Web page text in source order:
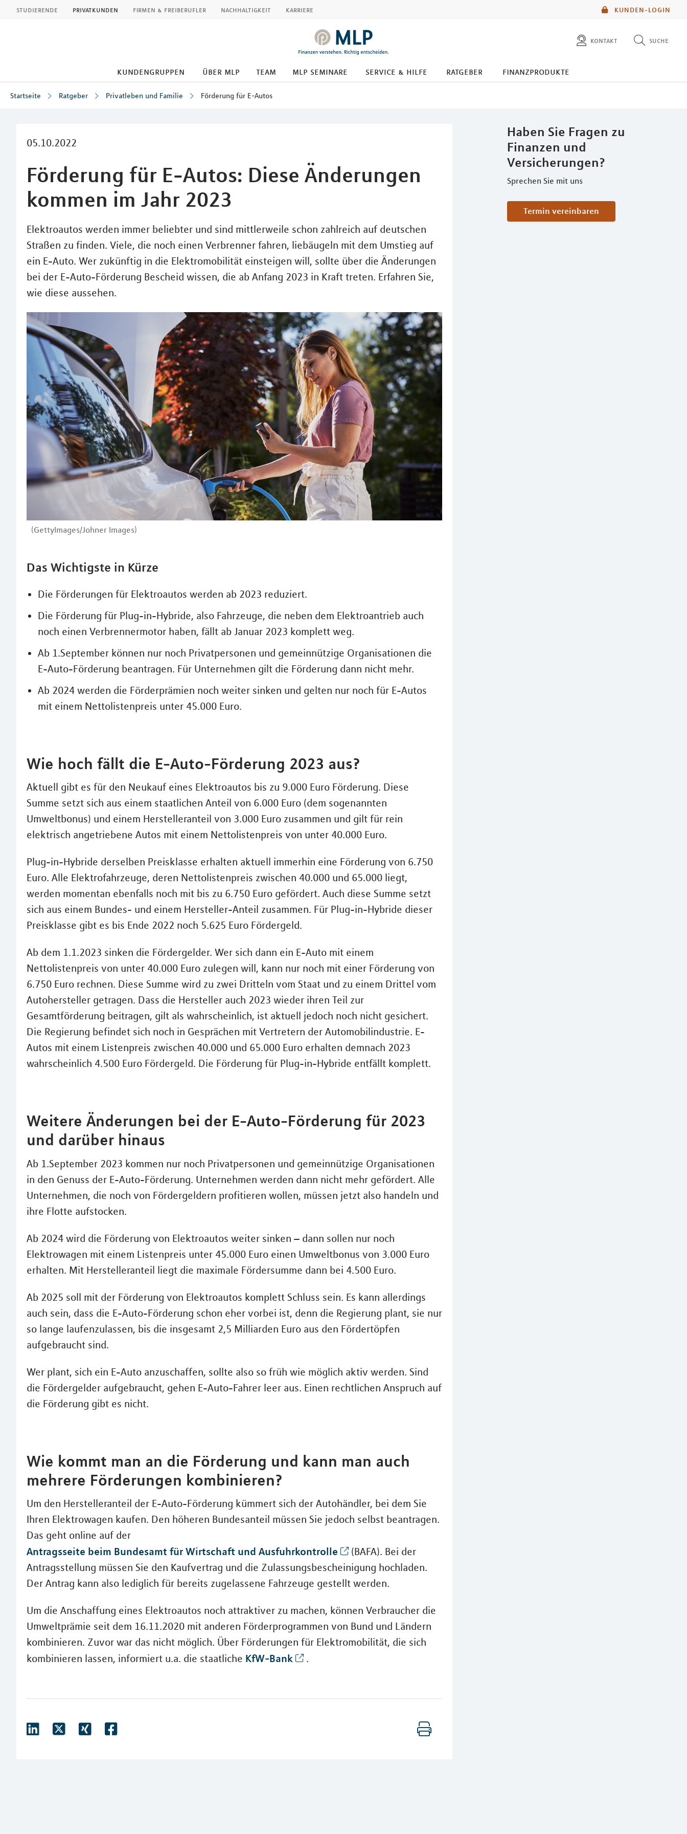
KUNDEN-LOGIN
studierende privatkunden firmen & freiberufler nachhaltigkeit karriere
kontakt suche
diese website durchsuchen
kundengruppen über mlp team mlp seminare service & hilfe ratgeber finanzprodukte
Startseite Ratgeber Privatleben und Familie Förderung für E-Autos
05.10.2022
Förderung für E-Autos: Diese Änderungen
kommen im Jahr 2023
Elektroautos werden immer beliebter und sind mittlerweile schon zahlreich auf deutschen
Straßen zu finden. Viele, die noch einen Verbrenner fahren, liebäugeln mit dem Umstieg auf
ein E-Auto. Wer zukünftig in die Elektromobilität einsteigen will, sollte über die Änderungen
bei der E-Auto-Förderung Bescheid wissen, die ab Anfang 2023 in Kraft treten. Erfahren Sie,
wie diese aussehen.
(GettyImages/Johner Images)
Haben Sie Fragen zu
Finanzen und
Versicherungen?
Sprechen Sie mit uns
Termin vereinbaren
Das Wichtigste in Kürze
Die Förderungen für Elektroautos werden ab 2023 reduziert.
Die Förderung für Plug-in-Hybride, also Fahrzeuge, die neben dem Elektroantrieb auch
noch einen Verbrennermotor haben, fällt ab Januar 2023 komplett weg.
Ab 1.September können nur noch Privatpersonen und gemeinnützige Organisationen die
E-Auto-Förderung beantragen. Für Unternehmen gilt die Förderung dann nicht mehr.
Ab 2024 werden die Förderprämien noch weiter sinken und gelten nur noch für E-Autos
mit einem Nettolistenpreis unter 45.000 Euro.
Wie hoch fällt die E-Auto-Förderung 2023 aus?
Aktuell gibt es für den Neukauf eines Elektroautos bis zu 9.000 Euro Förderung. Diese
Summe setzt sich aus einem staatlichen Anteil von 6.000 Euro (dem sogenannten
Umweltbonus) und einem Herstelleranteil von 3.000 Euro zusammen und gilt für rein
elektrisch angetriebene Autos mit einem Nettolistenpreis von unter 40.000 Euro.
Plug-in-Hybride derselben Preisklasse erhalten aktuell immerhin eine Förderung von 6.750
Euro. Alle Elektrofahrzeuge, deren Nettolistenpreis zwischen 40.000 und 65.000 liegt,
werden momentan ebenfalls noch mit bis zu 6.750 Euro gefördert. Auch diese Summe setzt
sich aus einem Bundes- und einem Hersteller-Anteil zusammen. Für Plug-in-Hybride dieser
Preisklasse gibt es bis Ende 2022 noch 5.625 Euro Fördergeld.
Ab dem 1.1.2023 sinken die Fördergelder. Wer sich dann ein E-Auto mit einem
Nettolistenpreis von unter 40.000 Euro zulegen will, kann nur noch mit einer Förderung von
6.750 Euro rechnen. Diese Summe wird zu zwei Dritteln vom Staat und zu einem Drittel vom
Autohersteller getragen. Dass die Hersteller auch 2023 wieder ihren Teil zur
Gesamtförderung beitragen, gilt als wahrscheinlich, ist aktuell jedoch noch nicht gesichert.
Die Regierung befindet sich noch in Gesprächen mit Vertretern der Automobilindustrie. E-
Autos mit einem Listenpreis zwischen 40.000 und 65.000 Euro erhalten demnach 2023
wahrscheinlich 4.500 Euro Fördergeld. Die Förderung für Plug-in-Hybride entfällt komplett.
Weitere Änderungen bei der E-Auto-Förderung für 2023
und darüber hinaus
Ab 1.September 2023 kommen nur noch Privatpersonen und gemeinnützige Organisationen
in den Genuss der E-Auto-Förderung. Unternehmen werden dann nicht mehr gefördert. Alle
Unternehmen, die noch von Fördergeldern profitieren wollen, müssen jetzt also handeln und
ihre Flotte aufstocken.
Ab 2024 wird die Förderung von Elektroautos weiter sinken – dann sollen nur noch
Elektrowagen mit einem Listenpreis unter 45.000 Euro einen Umweltbonus von 3.000 Euro
erhalten. Mit Herstelleranteil liegt die maximale Fördersumme dann bei 4.500 Euro.
Ab 2025 soll mit der Förderung von Elektroautos komplett Schluss sein. Es kann allerdings
auch sein, dass die E-Auto-Förderung schon eher vorbei ist, denn die Regierung plant, sie nur
so lange laufenzulassen, bis die insgesamt 2,5 Milliarden Euro aus den Fördertöpfen
aufgebraucht sind.
Wer plant, sich ein E-Auto anzuschaffen, sollte also so früh wie möglich aktiv werden. Sind
die Fördergelder aufgebraucht, gehen E-Auto-Fahrer leer aus. Einen rechtlichen Anspruch auf
die Förderung gibt es nicht.
Wie kommt man an die Förderung und kann man auch
mehrere Förderungen kombinieren?
Um den Herstelleranteil der E-Auto-Förderung kümmert sich der Autohändler, bei dem Sie
Ihren Elektrowagen kaufen. Den höheren Bundesanteil müssen Sie jedoch selbst beantragen.
Das geht online auf der
Antragsseite beim Bundesamt für Wirtschaft und Ausfuhrkontrolle
(BAFA). Bei der
Antragsstellung müssen Sie den Kaufvertrag und die Zulassungsbescheinigung hochladen.
Der Antrag kann also lediglich für bereits zugelassene Fahrzeuge gestellt werden.
Um die Anschaffung eines Elektroautos noch attraktiver zu machen, können Verbraucher die
Umweltprämie seit dem 16.11.2020 mit anderen Förderprogrammen von Bund und Ländern
kombinieren. Zuvor war das nicht möglich. Über Förderungen für Elektromobilität, die sich
kombinieren lassen, informiert u.a. die staatliche KfW-Bank .